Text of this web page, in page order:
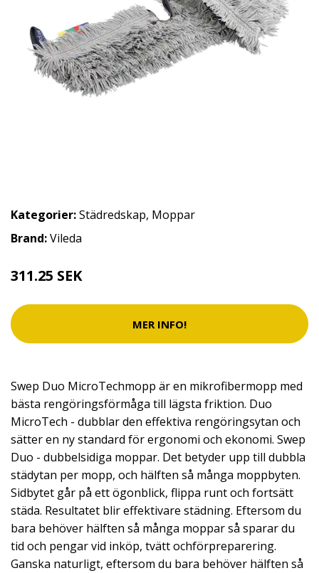
Kategorier:Städredskap, Moppar
Brand:Vileda
311.25 SEK
MER INFO!
Swep Duo MicroTechmopp är en mikrofibermopp med
bästa rengöringsförmåga till lägsta friktion. Duo
MicroTech - dubblar den effektiva rengöringsytan och
sätter en ny standard för ergonomi och ekonomi. Swep
Duo - dubbelsidiga moppar. Det betyder upp till dubbla
städytan per mopp, och hälften så många moppbyten.
Sidbytet går på ett ögonblick, flippa runt och fortsätt
städa. Resultatet blir effektivare städning. Eftersom du
bara behöver hälften så många moppar så sparar du
tid och pengar vid inköp, tvätt ochförpreparering.
Ganska naturligt, eftersom du bara behöver hälften så